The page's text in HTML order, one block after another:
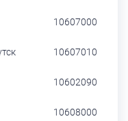
10607000
10607010
10602090
10608000